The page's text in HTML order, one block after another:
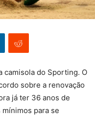
camisola do Sporting. O
sobre a renovação
já ter 36 anos de
para se